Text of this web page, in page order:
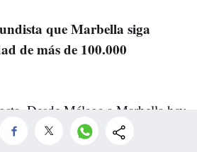
que Marbella siga
de más de 100.000
Desde Málaga a Marbella hay
en ese espaciohabitan más de